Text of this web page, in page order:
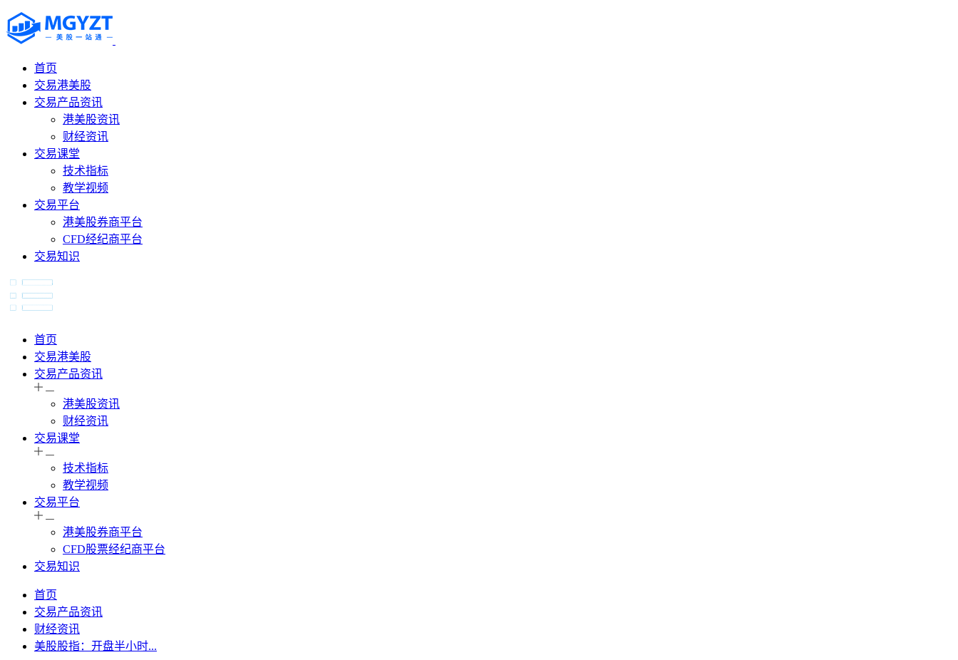
首页
交易港美股
交易产品资讯
港美股资讯
财经资讯
交易课堂
技术指标
教学视频
交易平台
港美股券商平台
CFD经纪商平台
交易知识
首页
交易港美股
交易产品资讯
港美股资讯
财经资讯
交易课堂
技术指标
教学视频
交易平台
港美股券商平台
CFD股票经纪商平台
交易知识
首页
交易产品资讯
财经资讯
美股股指：开盘半小时...